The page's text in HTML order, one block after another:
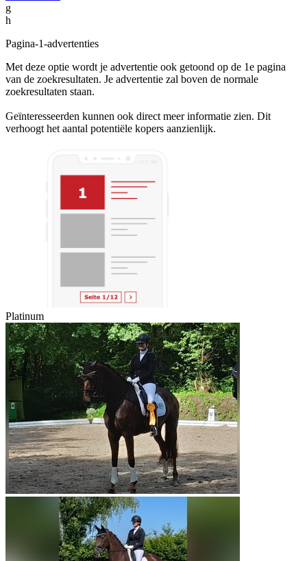
g
h
Pagina-1-advertenties
Met deze optie wordt je advertentie ook getoond op de 1e pagina
van de zoekresultaten. Je advertentie zal boven de normale
zoekresultaten staan.
Geïnteresseerden kunnen ook direct meer informatie zien. Dit
verhoogt het aantal potentiële kopers aanzienlijk.
Platinum